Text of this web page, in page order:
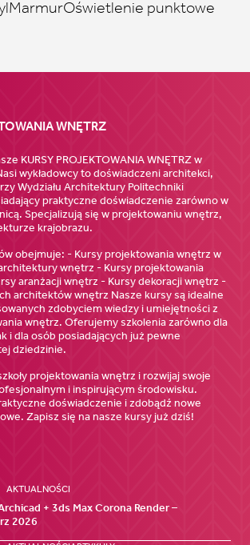
MarmurOświetlenie punktowe
WNĘTRZ
KURSY PROJEKTOWANIA WNĘTRZ w
wykładowcy to doświadczeni architekci,
Wydziału Architektury Politechniki
praktyczne doświadczenie zarówno w
Specjalizują się w projektowaniu wnętrz,
krajobrazu.
obejmuje: - Kursy projektowania wnętrz w
wnętrz - Kursy projektowania
aranżacji wnętrz - Kursy dekoracji wnętrz -
architektów wnętrz Nasze kursy są idealne
zdobyciem wiedzy i umiejętności z
wnętrz. Oferujemy szkolenia zarówno dla
i dla osób posiadających już pewne
dziedzinie.
projektowania wnętrz i rozwijaj swoje
i inspirującym środowisku.
doświadczenie i zdobądź nowe
Zapisz się na nasze kursy już dziś!
AKTUALNOŚCI
+ 3ds Max Corona Render –
2026